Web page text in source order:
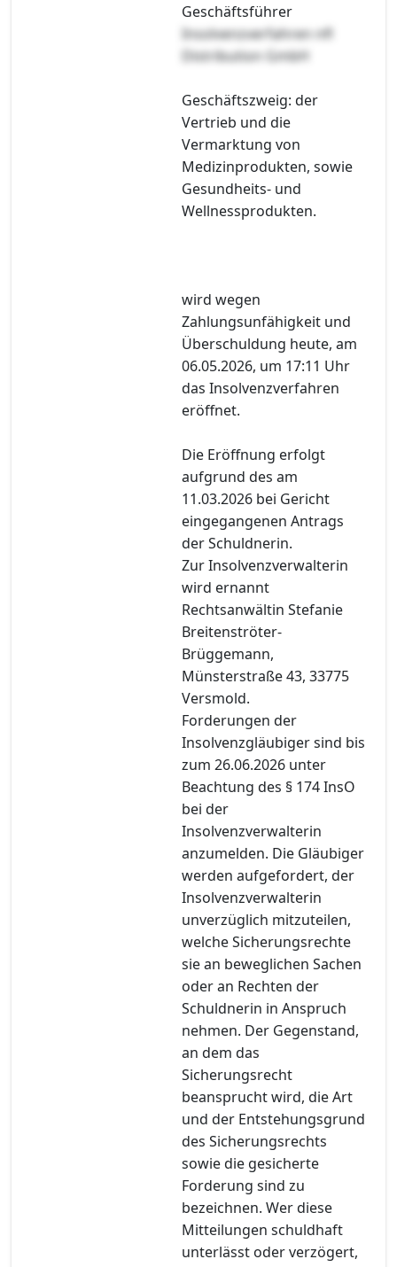
Geschäftsführer
Insolvenzverfahren nfl
Distribution GmbH
Geschäftszweig: der
Vertrieb und die
Vermarktung von
Medizinprodukten, sowie
Gesundheits- und
Wellnessprodukten.
wird wegen
Zahlungsunfähigkeit und
Überschuldung heute, am
06.05.2026, um 17:11 Uhr
das Insolvenzverfahren
eröffnet.
Die Eröffnung erfolgt
aufgrund des am
11.03.2026 bei Gericht
eingegangenen Antrags
der Schuldnerin.
Zur Insolvenzverwalterin
wird ernannt
Rechtsanwältin Stefanie
Breitenströter-
Brüggemann,
Münsterstraße 43, 33775
Versmold.
Forderungen der
Insolvenzgläubiger sind bis
zum 26.06.2026 unter
Beachtung des § 174 InsO
bei der
Insolvenzverwalterin
anzumelden. Die Gläubiger
werden aufgefordert, der
Insolvenzverwalterin
unverzüglich mitzuteilen,
welche Sicherungsrechte
sie an beweglichen Sachen
oder an Rechten der
Schuldnerin in Anspruch
nehmen. Der Gegenstand,
an dem das
Sicherungsrecht
beansprucht wird, die Art
und der Entstehungsgrund
des Sicherungsrechts
sowie die gesicherte
Forderung sind zu
bezeichnen. Wer diese
Mitteilungen schuldhaft
unterlässt oder verzögert,